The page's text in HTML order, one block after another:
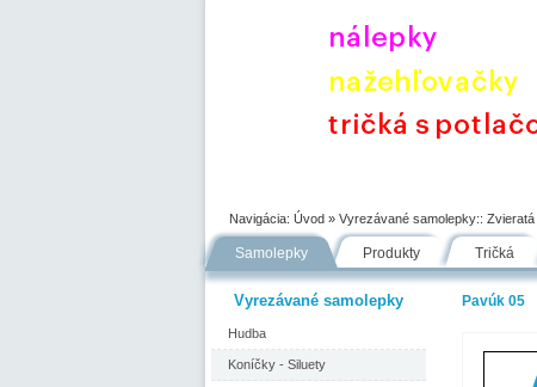
Navigácia: Úvod » Vyrezávané samolepky:: Zvieratá
Samolepky Produkty Tričká
Vyrezávané samolepky
Hudba
Koníčky - Siluety
Pavúk 05